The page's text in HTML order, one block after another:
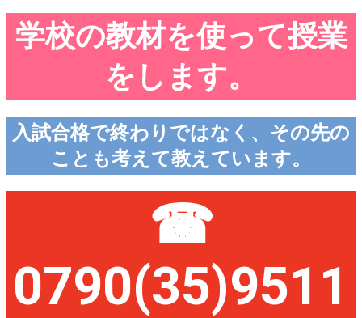
学校の教材を使って授業
をします。
入試合格で終わりではなく、その先の
ことも考えて教えています。
☎
0790(35)9511